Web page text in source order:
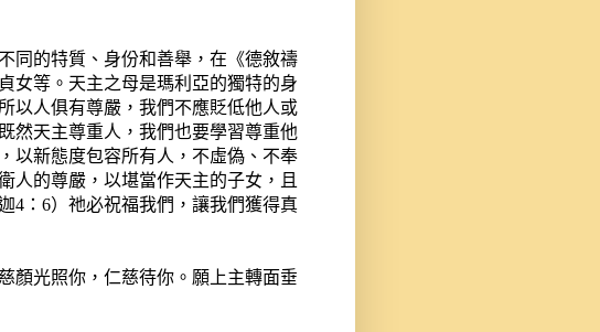
不同的特質、身份和善舉，在《德敘禱
女等。天主之母是瑪利亞的獨特的身
以人俱有尊嚴， 我們不應貶低他人或
既然天主尊重人，我們也要學習尊重他
以新態度包容所有人，不虛偽、不奉
人的尊嚴，以堪當作天主的子女，且
4 ： 6）祂必祝福我們，讓我們獲得真
顏光照你，仁慈待你。願上主轉面垂